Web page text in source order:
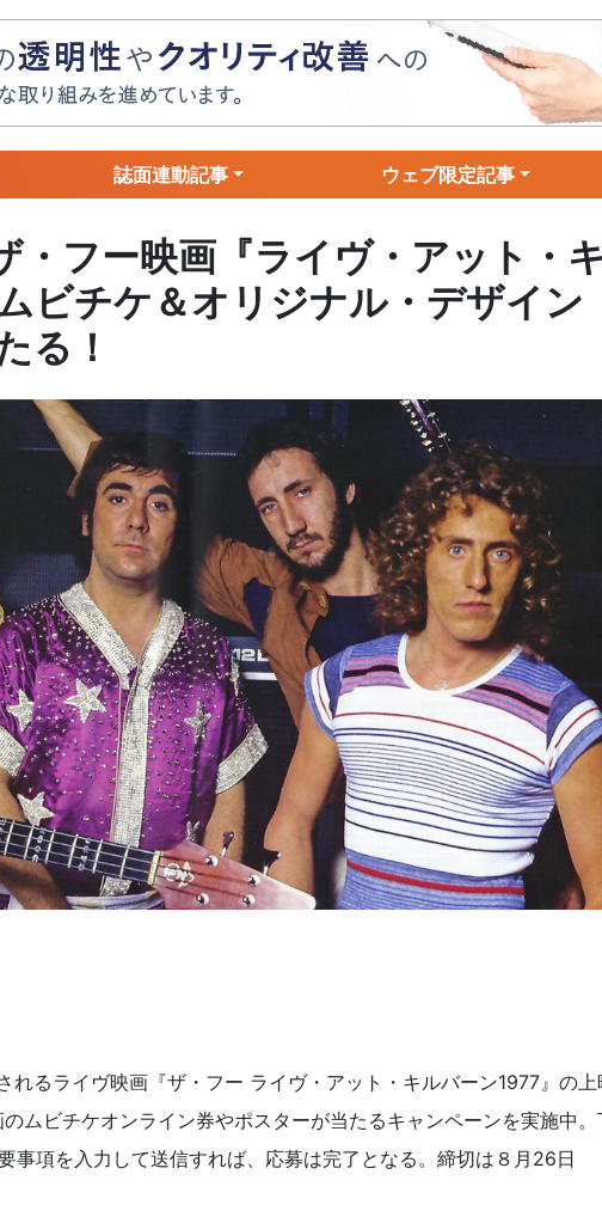
誌面連動記事 ウェブ限定記事
・フー映画『ライヴ・アット・
ビチケ＆オリジナル・デザイン
る！
れるライヴ映画『ザ・フー ライヴ・アット・キルバーン1977』の上
ムビチケオンライン券やポスターが当たるキャンペーンを実施中。
事項を入力して送信すれば、応募は完了となる。締切は８月26日